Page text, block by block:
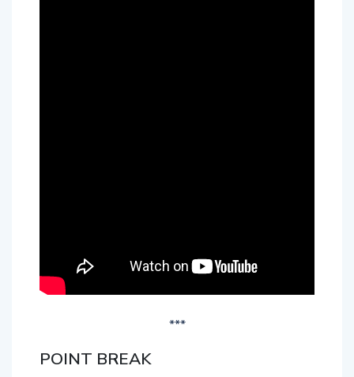
***
POINT BREAK